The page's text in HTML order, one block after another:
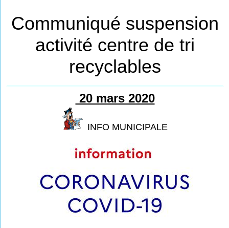
Communiqué suspension
activité centre de tri
recyclables
20 mars 2020
INFO MUNICIPALE